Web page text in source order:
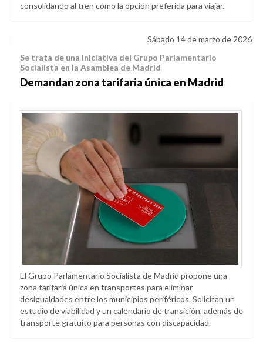
consolidando al tren como la opción preferida para viajar.
Sábado 14 de marzo de 2026
Se trata de una Iniciativa del Grupo Parlamentario
Socialista en la Asamblea de Madrid
Demandan zona tarifaria única en Madrid
El Grupo Parlamentario Socialista de Madrid propone una
zona tarifaria única en transportes para eliminar
desigualdades entre los municipios periféricos. Solicitan un
estudio de viabilidad y un calendario de transición, además de
transporte gratuito para personas con discapacidad.